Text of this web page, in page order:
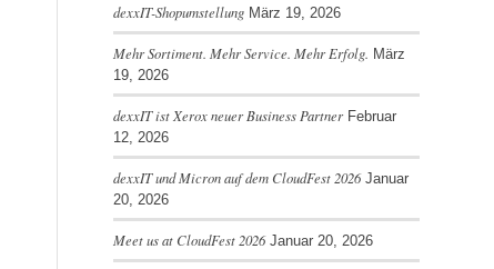
dexxIT-Shopumstellung März 19, 2026
Mehr Sortiment. Mehr Service. Mehr Erfolg. März
19, 2026
dexxIT ist Xerox neuer Business Partner Februar
12, 2026
dexxIT und Micron auf dem CloudFest 2026 Januar
20, 2026
Meet us at CloudFest 2026 Januar 20, 2026